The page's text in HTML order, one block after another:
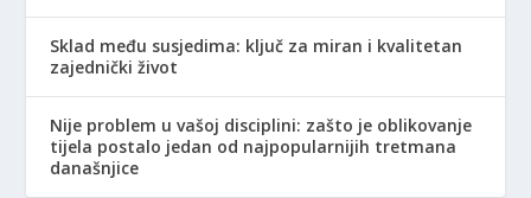
Sklad među susjedima: ključ za miran i kvalitetan
zajednički život
Nije problem u vašoj disciplini: zašto je oblikovanje
tijela postalo jedan od najpopularnijih tretmana
današnjice